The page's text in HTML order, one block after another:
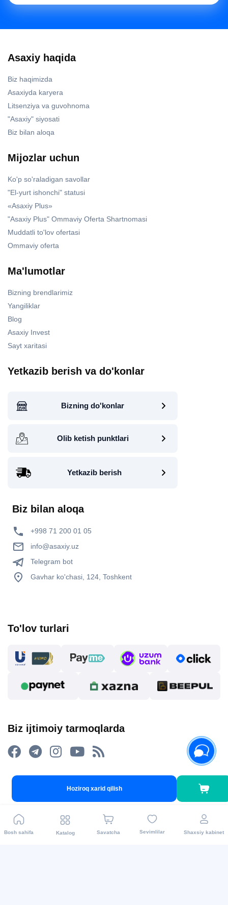
Bosh sahifa Katalog Savatcha Sevimlilar Shaxsiy kabinet
Hoziroq xarid qilish
Asaxiy haqida
Biz haqimizda
Asaxiyda karyera
Litsenziya va guvohnoma
"Asaxiy" siyosati
Biz bilan aloqa
Mijozlar uchun
Ko'p so'raladigan savollar
"El-yurt ishonchi" statusi
«Asaxiy Plus»
"Asaxiy Plus" Ommaviy Oferta Shartnomasi
Muddatli to'lov ofertasi
Ommaviy oferta
Ma'lumotlar
Bizning brendlarimiz
Yangiliklar
Blog
Asaxiy Invest
Sayt xaritasi
Yetkazib berish va do'konlar
Bizning do'konlar
Olib ketish punktlari
Yetkazib berish
Biz bilan aloqa
+998 71 200 01 05
info@asaxiy.uz
Telegram bot
Gavhar ko'chasi, 124, Toshkent
To'lov turlari
Biz ijtimoiy tarmoqlarda
2015 - 2026 Internet-do’kon asaxiy.uz: Maishiy texnikalar
va boshqalar.Mahsulotni yetkazib berish barcha
viloyatlarda amalga oshiriladi. Barcha huquqlar